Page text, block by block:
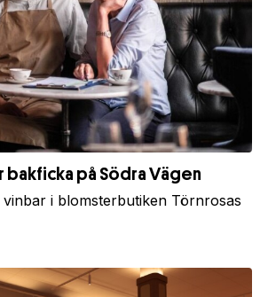
bakficka på Södra Vägen
i blomsterbutiken Törnrosas